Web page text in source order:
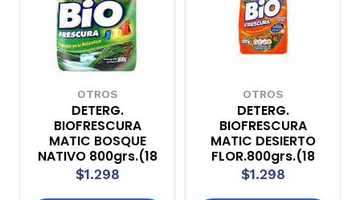
OTROS
DETERG.
BIOFRESCURA
MATIC BOSQUE
NATIVO 800grs.(18
$1.298
OTROS
DETERG.
BIOFRESCURA
MATIC DESIERTO
FLOR.800grs.(18
$1.298